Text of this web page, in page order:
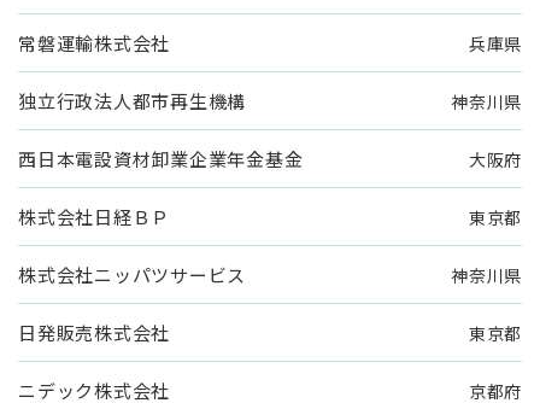
常磐運輸株式会社 兵庫県
独立行政法人都市再生機構 神奈川県
西日本電設資材卸業企業年金基金 大阪府
株式会社日経ＢＰ 東京都
株式会社ニッパツサービス 神奈川県
日発販売株式会社 東京都
ニデック株式会社 京都府